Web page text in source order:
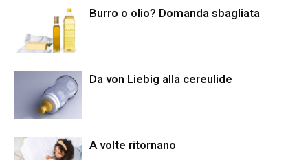
Burro o olio? Domanda sbagliata
Da von Liebig alla cereulide
A volte ritornano